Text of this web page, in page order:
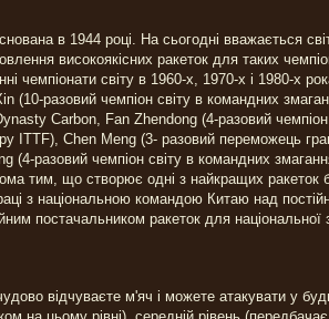
в 1944 році. На сьогодні вважається
високоякісних ракеток для таких
чемпіонати світу в 1960-х, 1970-х і 1980-х
(10-разовий чемпіон світу в командних
Carbon, Fan Zhendong (4-разовий
ITTF), Chen Meng (3- разовий переможець
(4-разовий чемпіон світу в командних
тим, що створює одні з найкращих ракеток
з національною командою Китаю над
постачальником ракеток для національної
відчуваєте м'яч і можете атакувати у